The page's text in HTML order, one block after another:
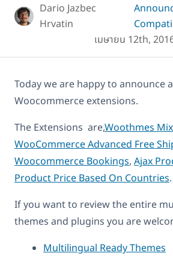
Dario Jazbec
Hrvatin
เมษายน 12th,
Today we are happy to announce
Woocommerce extensions.
The Extensions are,Woothmes
WooCommerce Advanced Free
Woocommerce Bookings, Ajax
Product Price Based On Countries.
If you want to review the entire
themes and plugins you are
Multilingual Ready Themes